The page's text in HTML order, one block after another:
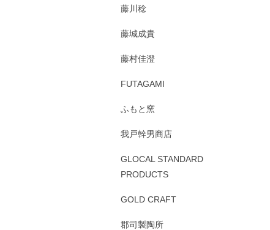
藤川稔
藤城成貴
藤村佳澄
FUTAGAMI
ふもと窯
我戸幹男商店
GLOCAL STANDARD
PRODUCTS
GOLD CRAFT
郡司製陶所